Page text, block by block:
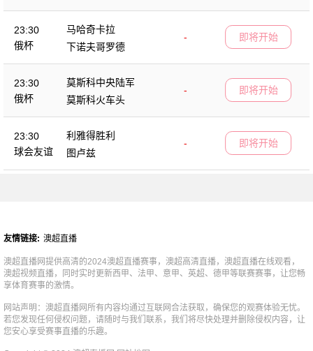
23:30
俄杯
马哈奇卡拉
-
下诺夫哥罗德
即将开始
23:30
俄杯
莫斯科中央陆军
-
莫斯科火车头
即将开始
23:30
球会友谊
利雅得胜利
-
图卢兹
即将开始
友情链接: 澳超直播
澳超直播网提供高清的2024澳超直播赛事，澳超高清直播，澳超直播在线观看，
澳超视频直播，同时实时更新西甲、法甲、意甲、英超、德甲等联赛赛事，让您畅
享体育赛事的激情。
网站声明：澳超直播网所有内容均通过互联网合法获取，确保您的观赛体验无忧。
若您发现任何侵权问题，请随时与我们联系，我们将尽快处理并删除侵权内容，让
您安心享受赛事直播的乐趣。